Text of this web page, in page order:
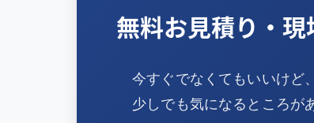
無料お見積り・現
今すぐでなくてもいいけど
少しでも気になるところが